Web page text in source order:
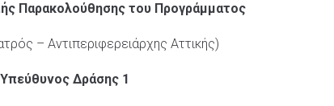
Παρακολούθησης του Προγράμματος
– Αντιπεριφερειάρχης Αττικής)
Υπεύθυνος Δράσης 1